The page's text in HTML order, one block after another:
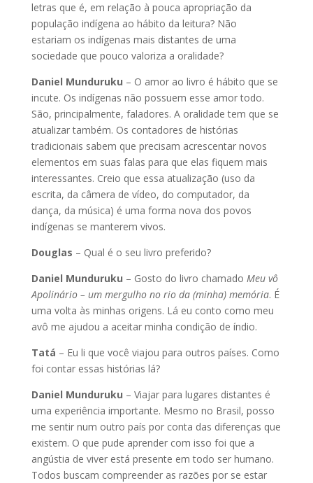
letras que é, em relação à pouca apropriação da
população indígena ao hábito da leitura? Não
estariam os indígenas mais distantes de uma
sociedade que pouco valoriza a oralidade?
Daniel Munduruku – O amor ao livro é hábito que se
incute. Os indígenas não possuem esse amor todo.
São, principalmente, faladores. A oralidade tem que se
atualizar também. Os contadores de histórias
tradicionais sabem que precisam acrescentar novos
elementos em suas falas para que elas fiquem mais
interessantes. Creio que essa atualização (uso da
escrita, da câmera de vídeo, do computador, da
dança, da música) é uma forma nova dos povos
indígenas se manterem vivos.
Douglas – Qual é o seu livro preferido?
Daniel Munduruku – Gosto do livro chamado Meu vô
Apolinário – um mergulho no rio da (minha) memória. É
uma volta às minhas origens. Lá eu conto como meu
avô me ajudou a aceitar minha condição de índio.
Tatá – Eu li que você viajou para outros países. Como
foi contar essas histórias lá?
Daniel Munduruku – Viajar para lugares distantes é
uma experiência importante. Mesmo no Brasil, posso
me sentir num outro país por conta das diferenças que
existem. O que pude aprender com isso foi que a
angústia de viver está presente em todo ser humano.
Todos buscam compreender as razões por se estar